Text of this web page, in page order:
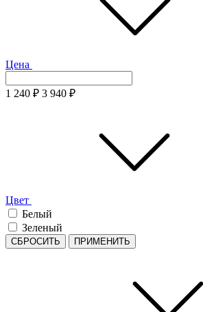
Цена
1 240 ₽ 3 940 ₽
Цвет
Белый
Зеленый
СБРОСИТЬ ПРИМЕНИТЬ